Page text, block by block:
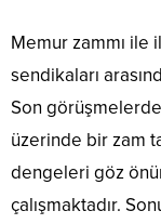
Memur zammı
sendikaları
Son
üzerinde bir zam
dengeleri göz
çalışmaktadır.